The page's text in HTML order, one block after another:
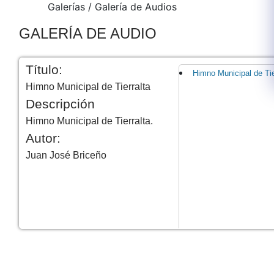
Galerías / Galería de Audios
​GALERÍA DE AUDIO
Himno Municipal de
Título:
Himno Municipal de Tierralta
Descripción
Himno Municipal de Tierralta.
Autor:
Juan José Briceño